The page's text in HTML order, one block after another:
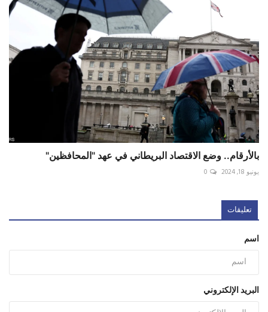
بالأرقام.. وضع الاقتصاد البريطاني في عهد "المحافظين"
يونيو 18, 2024 0
تعليقات
اسم
البريد الإلكتروني